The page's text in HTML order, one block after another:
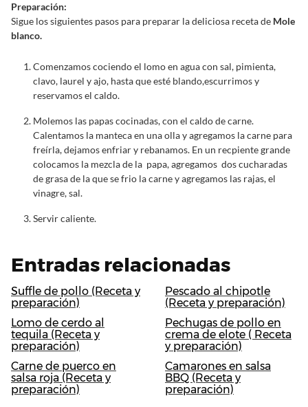
Preparación:
Sigue los siguientes pasos para preparar la deliciosa receta de Mole
blanco.
Comenzamos cociendo el lomo en agua con sal, pimienta,
clavo, laurel y ajo, hasta que esté blando,escurrimos y
reservamos el caldo.
Molemos las papas cocinadas, con el caldo de carne.
Calentamos la manteca en una olla y agregamos la carne para
freírla, dejamos enfriar y rebanamos. En un recpiente grande
colocamos la mezcla de la papa, agregamos dos cucharadas
de grasa de la que se frio la carne y agregamos las rajas, el
vinagre, sal.
Servir caliente.
Entradas relacionadas
Suffle de pollo (Receta y
preparación)
Pescado al chipotle
(Receta y preparación)
Lomo de cerdo al
tequila (Receta y
preparación)
Pechugas de pollo en
crema de elote ( Receta
y preparación)
Carne de puerco en
salsa roja (Receta y
preparación)
Camarones en salsa
BBQ (Receta y
preparación)